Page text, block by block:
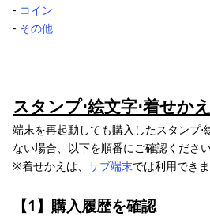
‐ コイン
‐ その他
スタンプ⋅絵文字⋅着せかえ
端末を再起動しても購入したスタンプ⋅
ない場合、以下を順番にご確認ください
※着せかえは、 サブ端末では利用でき
【1】購入履歴を確認